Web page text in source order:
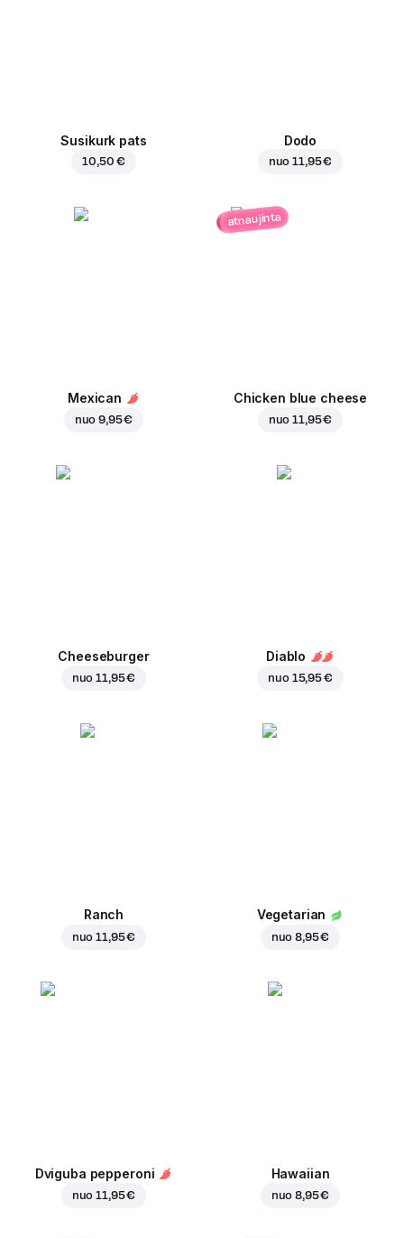
Susikurk pats
10,50 €
Dodo
nuo11,95 €
Mexican
nuo9,95 €
atnaujinta
Chicken blue cheese
nuo11,95 €
Cheeseburger
nuo11,95 €
Diablo
nuo 15,95 €
Ranch
nuo11,95 €
Vegetarian
nuo8,95 €
Dviguba pepperoni
nuo11,95 €
Hawaiian
nuo8,95 €